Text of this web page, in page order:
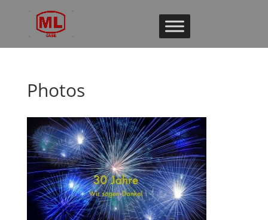
Photos